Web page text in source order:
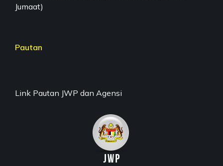
Jumaat)
Pautan
Link Pautan JWP dan Agensi